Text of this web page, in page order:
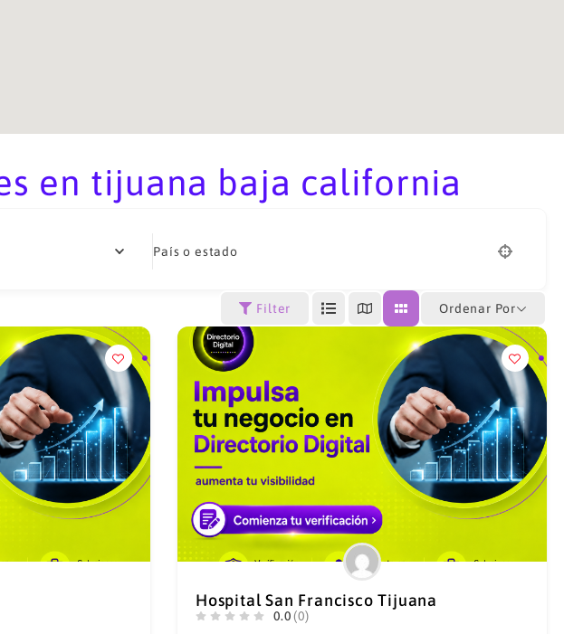
en tijuana baja california
País o estado
Filter Ordenar Por
Hospital San Francisco Tijuana
0.0 (0)